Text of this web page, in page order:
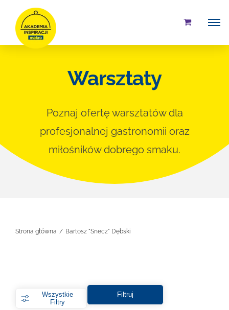
Przejdź
zawartości
Warsztaty
Poznaj ofertę warsztatów dla
profesjonalnej gastronomii oraz
miłośników dobrego smaku.
Strona główna Bartosz "Snecz" Dębski
Wszystkie
Filtry
Filtruj